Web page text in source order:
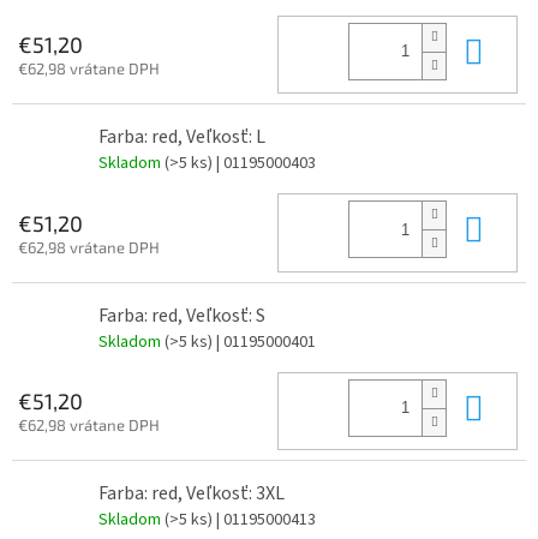
€51,20
€62,98 vrátane DPH
Farba: red, Veľkosť: L
Skladom (>5 ks) | 01195000403
€51,20
€62,98 vrátane DPH
Farba: red, Veľkosť: S
Skladom (>5 ks) | 01195000401
€51,20
€62,98 vrátane DPH
Farba: red, Veľkosť: 3XL
Skladom (>5 ks) | 01195000413